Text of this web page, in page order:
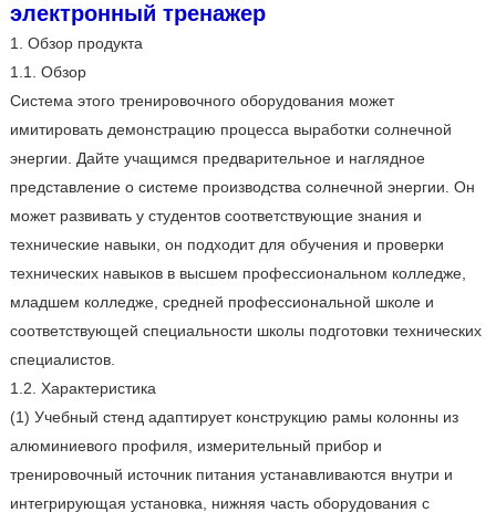
электронный тренажер
1. Обзор продукта
1.1. Обзор
Система этого тренировочного оборудования может
имитировать демонстрацию процесса выработки солнечной
энергии. Дайте учащимся предварительное и наглядное
представление о системе производства солнечной энергии. Он
может развивать у студентов соответствующие знания и
технические навыки, он подходит для обучения и проверки
технических навыков в высшем профессиональном колледже,
младшем колледже, средней профессиональной школе и
соответствующей специальности школы подготовки технических
специалистов.
1.2. Характеристика
(1) Учебный стенд адаптирует конструкцию рамы колонны из
алюминиевого профиля, измерительный прибор и
тренировочный источник питания устанавливаются внутри и
интегрирующая установка, нижняя часть оборудования с